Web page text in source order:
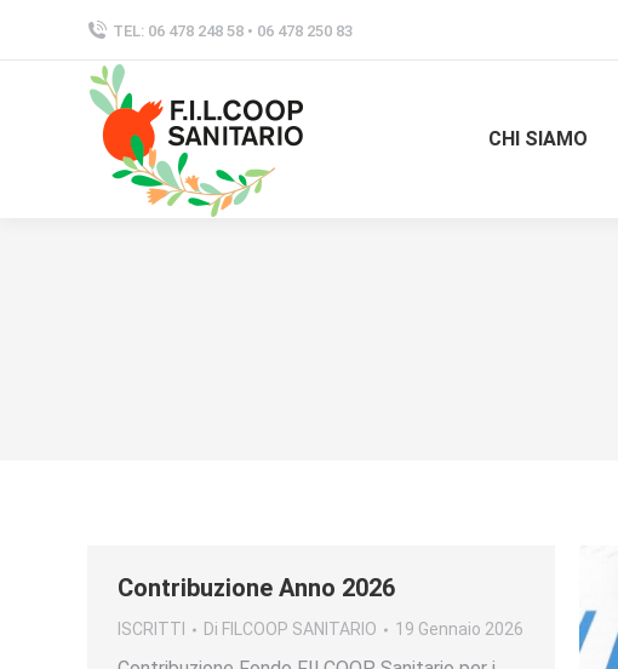
TEL: 06 478 248 58 • 06 478 250 83
CHI SIAMO
Contribuzione Anno 2026
ISCRITTI Di FILCOOP SANITARIO 19 Gennaio 2026